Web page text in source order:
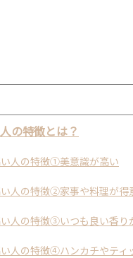
の特徴とは？
人の特徴①美意識が高い
人の特徴②家事や料理が得
人の特徴③いつも良い香り
人の特徴④ハンカチやティ